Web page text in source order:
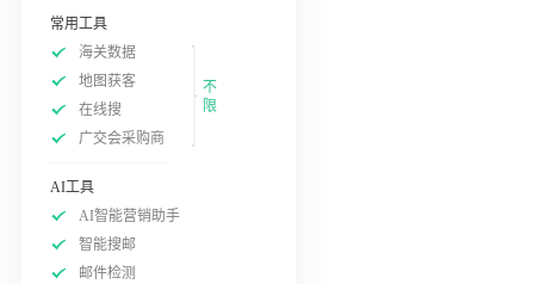
常用工具
海关数据
地图获客
在线搜
广交会采购商
不
限
AI工具
AI智能营销助手
智能搜邮
邮件检测